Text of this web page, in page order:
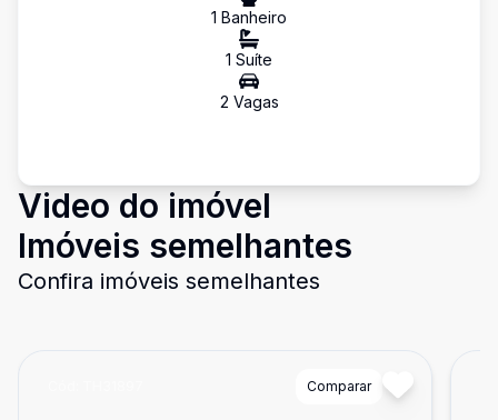
1 Banheiro
1 Suíte
2 Vagas
Video do imóvel
Imóveis semelhantes
Confira imóveis semelhantes
Comparar